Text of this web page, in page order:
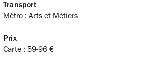
Transport
Métro : Arts et Métiers
Prix
Carte : 59-96 €